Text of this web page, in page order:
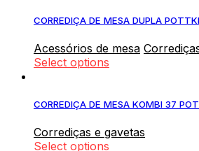
CORREDIÇA DE MESA DUPLA
Acessórios de mesa
Select options
CORREDIÇA DE MESA KOMBI 37
Corrediças e gavetas
Select options